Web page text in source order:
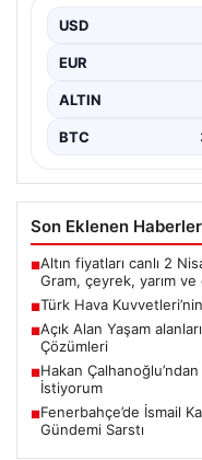
Özlem Karapınar İlk
USD
EUR
ALTIN
BTC
Son Eklenen Haberler
■Altın fiyatları canlı 2
Gram, çeyrek, yarım ve
■Türk Hava
■Açık Alan Yaşam
Çözümleri
■Hakan
İstiyorum
■Fenerbahçe’de İsmail
Gündemi Sarstı